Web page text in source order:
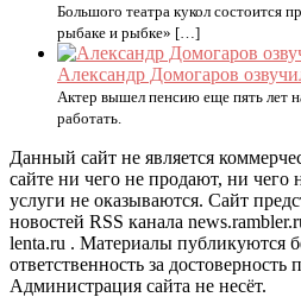
Большого театра кукол состоится
рыбаке и рыбке» […]
Александр Домогаров
Актер вышел пенсию еще пять лет
работать.
Данный сайт не является
сайте ни чего не продают, ни чего
услуги не оказываются. Сайт
новостей RSS канала
lenta.ru . Материалы публикуются
ответственность за
Администрация сайта не несёт.